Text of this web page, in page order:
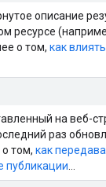
описание
ресурсе
о том, как
на веб-
раз
том, как
публикации…